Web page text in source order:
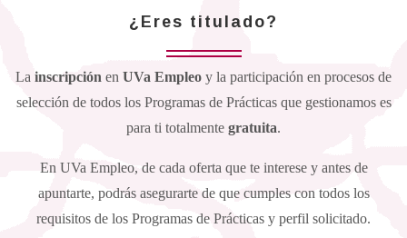
¿Eres titulado?
La inscripción en UVa Empleo y la participación en procesos de
selección de todos los Programas de Prácticas que gestionamos es
para ti totalmente gratuita.
En UVa Empleo, de cada oferta que te interese y antes de
apuntarte, podrás asegurarte de que cumples con todos los
requisitos de los Programas de Prácticas y perfil solicitado.